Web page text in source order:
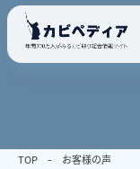
TOP お客様の声